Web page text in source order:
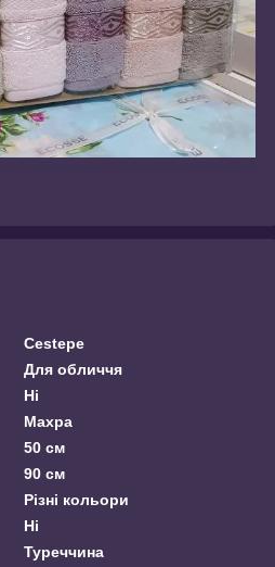
Cestepe
Для обличчя
Ні
Махра
50 см
90 см
Різні кольори
Ні
Туреччина